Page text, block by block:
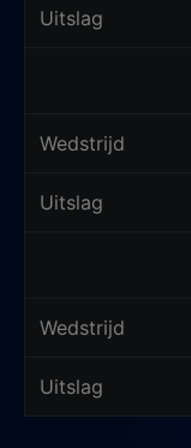
Uitslag
Wedstrijd
Uitslag
Wedstrijd
Uitslag